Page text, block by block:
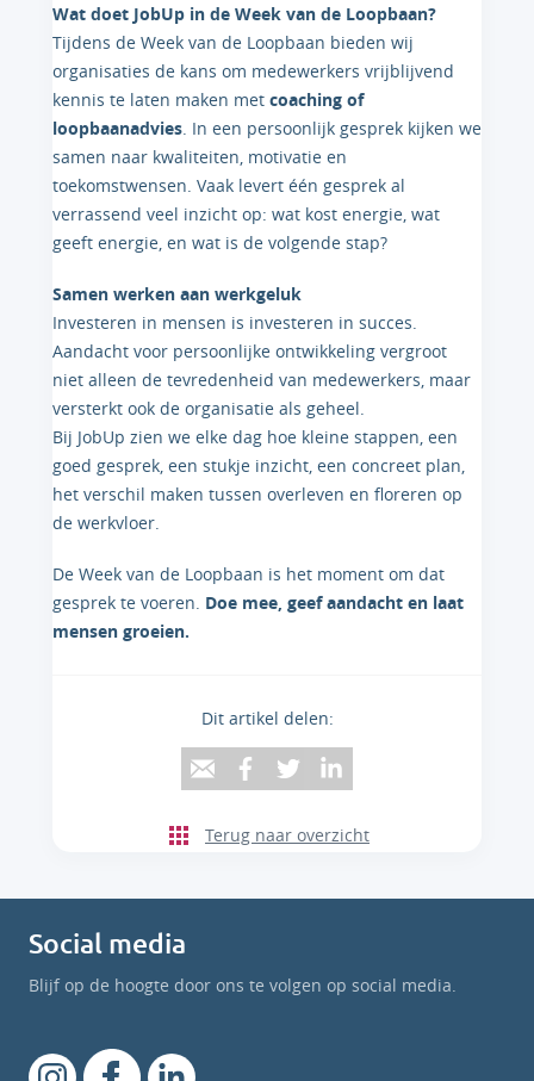
Wat doet JobUp in de Week van de Loopbaan?
Tijdens de Week van de Loopbaan bieden wij
organisaties de kans om medewerkers vrijblijvend
kennis te laten maken met coaching of
loopbaanadvies. In een persoonlijk gesprek kijken we
samen naar kwaliteiten, motivatie en
toekomstwensen. Vaak levert één gesprek al
verrassend veel inzicht op: wat kost energie, wat
geeft energie, en wat is de volgende stap?
Samen werken aan werkgeluk
Investeren in mensen is investeren in succes.
Aandacht voor persoonlijke ontwikkeling vergroot
niet alleen de tevredenheid van medewerkers, maar
versterkt ook de organisatie als geheel.
Bij JobUp zien we elke dag hoe kleine stappen, een
goed gesprek, een stukje inzicht, een concreet plan,
het verschil maken tussen overleven en floreren op
de werkvloer.
De Week van de Loopbaan is het moment om dat
gesprek te voeren. Doe mee, geef aandacht en laat
mensen groeien.
Dit artikel delen:
Terug naar overzicht
Social media
Blijf op de hoogte door ons te volgen op social media.